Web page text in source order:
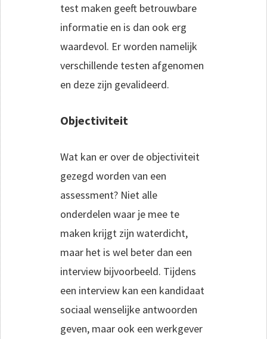
test maken geeft betrouwbare
informatie en is dan ook erg
waardevol. Er worden namelijk
verschillende testen afgenomen
en deze zijn gevalideerd.
Objectiviteit
Wat kan er over de objectiviteit
gezegd worden van een
assessment? Niet alle
onderdelen waar je mee te
maken krijgt zijn waterdicht,
maar het is wel beter dan een
interview bijvoorbeeld. Tijdens
een interview kan een kandidaat
sociaal wenselijke antwoorden
geven, maar ook een werkgever